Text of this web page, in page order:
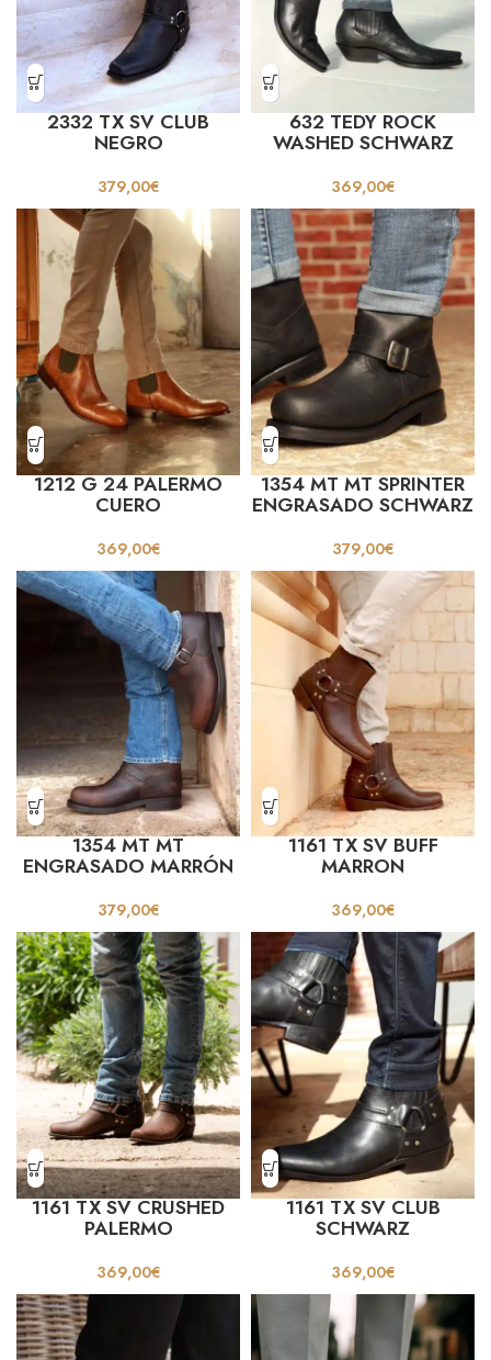
2332 TX SV CLUB
NEGRO
379,00€
632 TEDY ROCK
WASHED SCHWARZ
369,00€
1212 G 24 PALERMO
CUERO
369,00€
1354 MT MT SPRINTER
ENGRASADO SCHWARZ
379,00€
1354 MT MT
ENGRASADO MARRÓN
379,00€
1161 TX SV BUFF
MARRON
369,00€
1161 TX SV CRUSHED
PALERMO
369,00€
1161 TX SV CLUB
SCHWARZ
369,00€